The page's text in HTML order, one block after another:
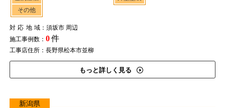
その他
対応地域：須坂市 周辺
施工事例数： 0件
工事店住所：長野県松本市並柳
もっと詳しく見る
新潟県